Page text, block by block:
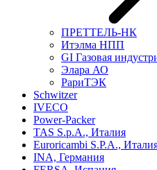
ПРЕТТЕЛЬ-НК
Итэлма НПП
GI Газовая
Элара АО
РариТЭК
Schwitzer
IVECO
Power-Packer
TAS S.p.A., Италия
Euroricambi S.P.A.,
INA, Германия